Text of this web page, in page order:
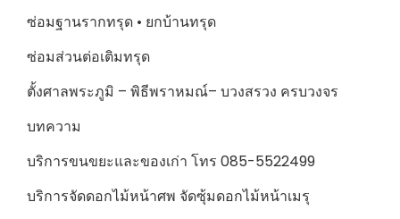
ซ่อมฐานรากทรุด • ยกบ้านทรุด
ซ่อมส่วนต่อเติมทรุด
ตั้งศาลพระภูมิ – พิธีพราหมณ์– บวงสรวง ครบวงจร
บทความ
บริการขนขยะและของเก่า โทร 085-5522499
บริการจัดดอกไม้หน้าศพ จัดซุ้มดอกไม้หน้าเมรุ